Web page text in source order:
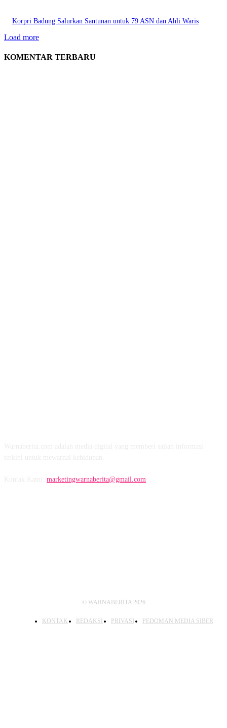
Korpri Badung Salurkan Santunan untuk 79 ASN dan Ahli Waris
Load more
KOMENTAR TERBARU
marketingwarnaberita@gmail.com
© WARNABERITA 2026
KONTAK REDAKSI PRIVASI PEDOMAN MEDIA SIBER